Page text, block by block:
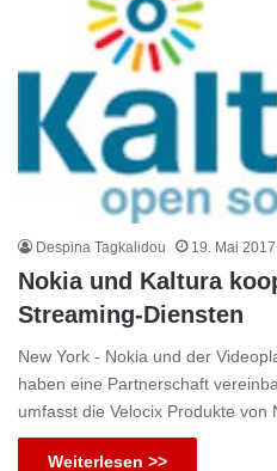
Despina Tagkalidou 19. Mai 2017
Nokia und Kaltura
Streaming-Diensten
New York - Nokia und der
haben eine Partnerschaft
umfasst die Velocix Produkte von
Weiterlesen >>